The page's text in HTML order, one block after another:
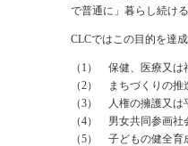
で普通に」暮らし続け
CLCではこの目的を達
（1） 保健、医療又は
（2） まちづくりの推
（3） 人権の擁護又は
（4） 男女共同参画社
（5） 子どもの健全育